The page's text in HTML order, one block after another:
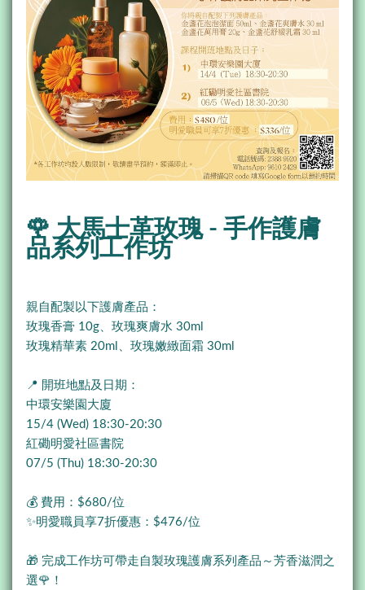
🌹 大馬士革玫瑰 - 手作護膚
品系列工作坊
親自配製以下護膚產品：
玫瑰香膏 10g、玫瑰爽膚水 30ml
玫瑰精華素 20ml、玫瑰嫩緻面霜 30ml
📍 開班地點及日期：
中環安樂園大廈
15/4 (Wed) 18:30-20:30
紅磡明愛社區書院
07/5 (Thu) 18:30-20:30
💰 費用：$680/位
✨明愛職員享7折優惠：$476/位
🎁 完成工作坊可帶走自製玫瑰護膚系列產品～芳香滋潤之
選🌹！